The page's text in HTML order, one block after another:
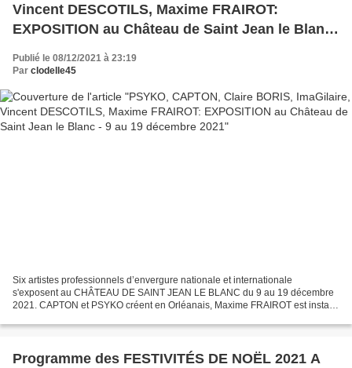
Vincent DESCOTILS, Maxime FRAIROT:
EXPOSITION au Château de Saint Jean le Blanc
Publié le 08/12/2021 à 23:19
Par clodelle45
Six artistes professionnels d’envergure nationale et internationale
s'exposent au CHÂTEAU DE SAINT JEAN LE BLANC du 9 au 19 décembre
2021. CAPTON et PSYKO créent en Orléanais, Maxime FRAIROT est installé
Programme des FESTIVITÉS DE NOËL 2021 A